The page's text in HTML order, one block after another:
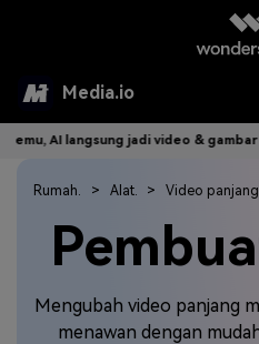
Media.io
Alat AI
AI Gambar
AI Audio
Produk AI
Asisten Video AI
Editor Video AI
Efek AI
Efek Video
Sumber Daya
langsung jadi video & gambar
Mengubah video panjang
menawan dengan
Rumah. Alat. Video